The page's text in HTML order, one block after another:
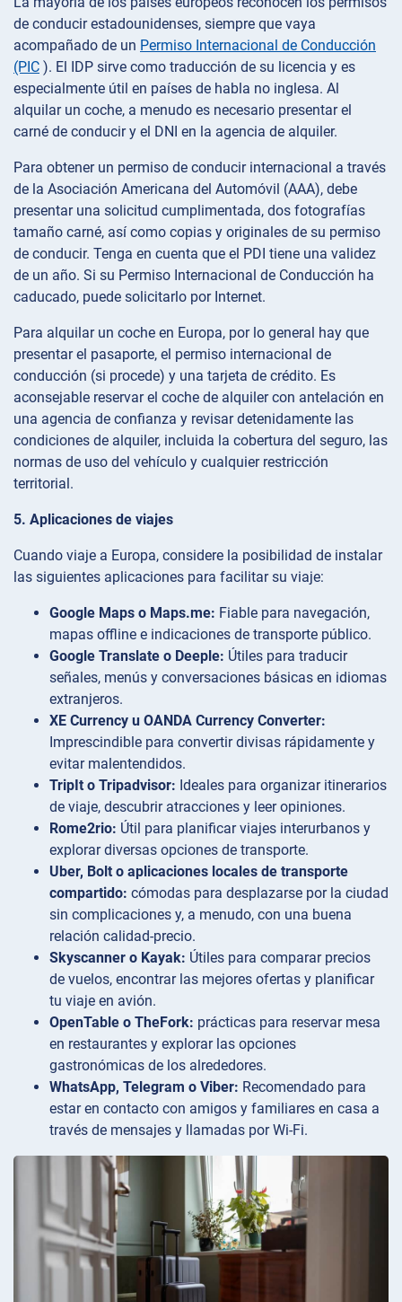
de conducir estadounidenses, siempre que vaya
acompañado de un Permiso Internacional de Conducción
(PIC ). El IDP sirve como traducción de su licencia y es
especialmente útil en países de habla no inglesa. Al
alquilar un coche, a menudo es necesario presentar el
carné de conducir y el DNI en la agencia de alquiler.
Para obtener un permiso de conducir internacional a través
de la Asociación Americana del Automóvil (AAA), debe
presentar una solicitud cumplimentada, dos fotografías
tamaño carné, así como copias y originales de su permiso
de conducir. Tenga en cuenta que el PDI tiene una validez
de un año. Si su Permiso Internacional de Conducción ha
caducado, puede solicitarlo por Internet.
Para alquilar un coche en Europa, por lo general hay que
presentar el pasaporte, el permiso internacional de
conducción (si procede) y una tarjeta de crédito. Es
aconsejable reservar el coche de alquiler con antelación en
una agencia de confianza y revisar detenidamente las
condiciones de alquiler, incluida la cobertura del seguro, las
normas de uso del vehículo y cualquier restricción
territorial.
5. Aplicaciones de viajes
Cuando viaje a Europa, considere la posibilidad de instalar
las siguientes aplicaciones para facilitar su viaje:
Google Maps o Maps.me: Fiable para navegación,
mapas offline e indicaciones de transporte público.
Google Translate o Deeple: Útiles para traducir
señales, menús y conversaciones básicas en idiomas
extranjeros.
XE Currency u OANDA Currency Converter:
Imprescindible para convertir divisas rápidamente y
evitar malentendidos.
TripIt o Tripadvisor: Ideales para organizar itinerarios
de viaje, descubrir atracciones y leer opiniones.
Rome2rio: Útil para planificar viajes interurbanos y
explorar diversas opciones de transporte.
Uber, Bolt o aplicaciones locales de transporte
compartido: cómodas para desplazarse por la ciudad
sin complicaciones y, a menudo, con una buena
relación calidad-precio.
Skyscanner o Kayak: Útiles para comparar precios
de vuelos, encontrar las mejores ofertas y planificar
tu viaje en avión.
OpenTable o TheFork: prácticas para reservar mesa
en restaurantes y explorar las opciones
gastronómicas de los alrededores.
WhatsApp, Telegram o Viber: Recomendado para
estar en contacto con amigos y familiares en casa a
través de mensajes y llamadas por Wi-Fi.